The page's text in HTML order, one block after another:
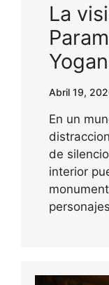
La
Abril 19,
En un
de
interior